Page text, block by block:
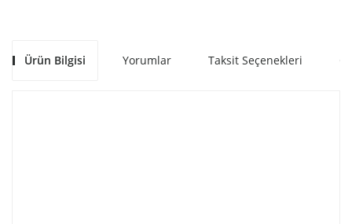
Ürün Bilgisi Yorumlar Taksit Seçenekleri